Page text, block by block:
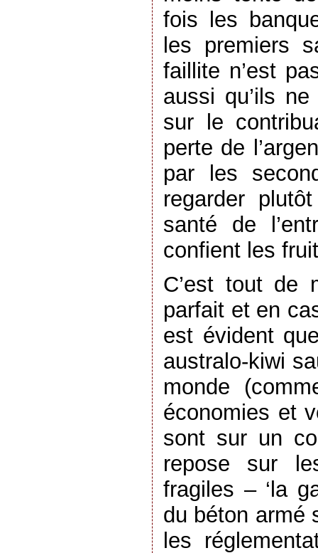
fois les
les premiers
faillite n’est
aussi qu’ils
sur le
perte de
par les
regarder
santé de
confient les
C’est tout de
parfait et en
est évident
australo-kiwi
monde
économies et
sont sur un
repose sur
fragiles – ‘la
du béton armé
les